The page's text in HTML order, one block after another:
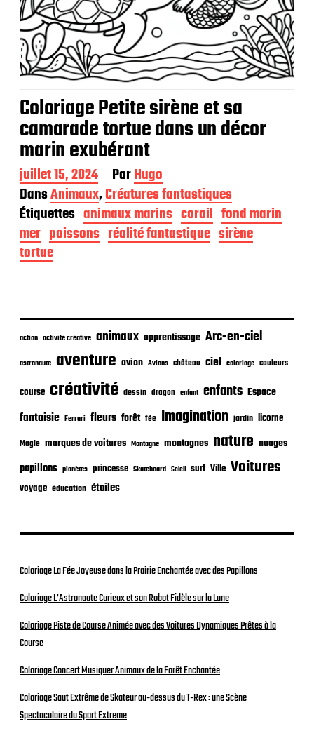
Coloriage Petite sirène et sa
camarade tortue dans un décor
marin exubérant
D
a
t
e
d
e
p
i
a
t
i
o
n
juillet 15, 2024 ParHugo
DansAnimaux,Créatures fantastiques
Étiquettes animaux marins corail fond marin
mer poissons réalité fantastique sirène
tortue
action activité créative animaux apprentissage Arc-en-ciel
astronaute aventure avion Avions château ciel coloriage couleurs
course créativité dessin dragon enfant enfants Espace
fantaisie Ferrari fleurs forêt fée Imagination jardin licorne
Magie marques de voitures Montagne montagnes nature nuages
papillons planètes princesse Skateboard Soleil surf Ville Voitures
voyage éducation étoiles
Coloriage La Fée Joyeuse dans la Prairie Enchantée avec des Papillons
Coloriage L’Astronaute Curieux et son Robot Fidèle sur la Lune
Coloriage Piste de Course Animée avec des Voitures Dynamiques Prêtes à la
Course
Coloriage Concert Musiquer Animaux de la Forêt Enchantée
Coloriage Saut Extrême de Skateur au-dessus du T-Rex : une Scène
Spectaculaire du Sport Extreme